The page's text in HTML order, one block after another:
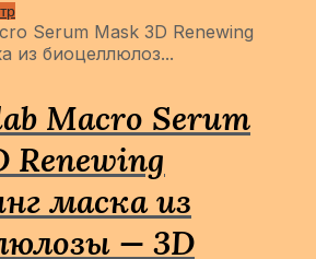
Serum Mask 3D Renewing
из биоцеллюлоз...
Macro Serum
Renewing
маска из
— 3D